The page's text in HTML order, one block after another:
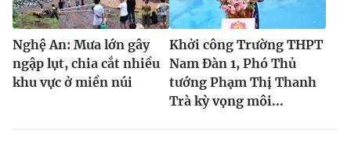
Nghệ An: Mưa lớn gây
ngập lụt, chia cắt nhiều
khu vực ở miền núi
Khởi công Trường THPT
Nam Đàn 1, Phó Thủ
tướng Phạm Thị Thanh
Trà kỳ vọng môi...